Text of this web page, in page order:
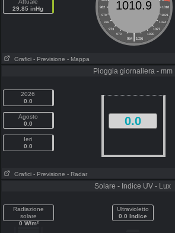
Attuale
29.85 inHg
982
1018
979
1021
976
1024
973
1027
970
1030
|
964 1036
1010.9
Grafici - Previsione - Mappa
Pioggia giornaliera - mm
2026
0.0
Agosto
0.0
Ieri
0.0
0.0
Grafici - Previsione - Radar
Solare - Indice UV - Lux
Radiazione
solare
0 W/m²
Ultravioletto
0.0 Indice